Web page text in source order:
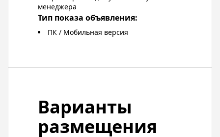
менеджера
Тип показа объявления:
ПК / Мобильная версия
Варианты
размещения